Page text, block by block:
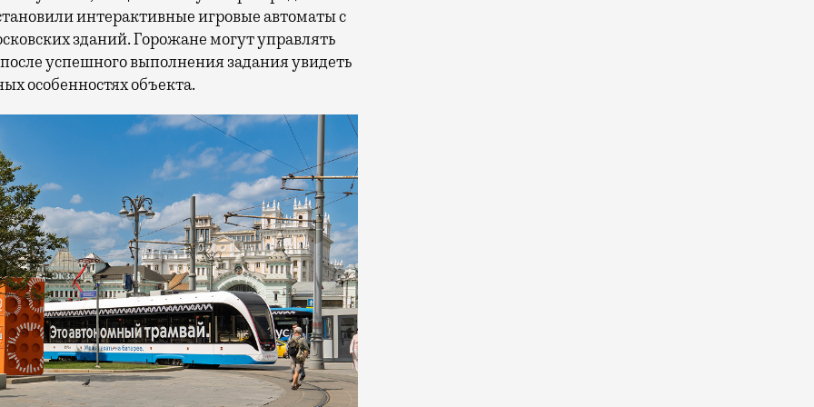
интерактивные игровые автоматы с
зданий. Горожане могут управлять
успешного выполнения задания увидеть
особенностях объекта.